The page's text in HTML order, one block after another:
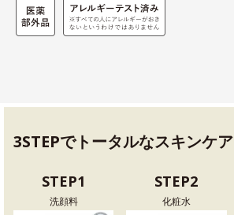
3STEPでトータルなスキンケア
STEP1
洗顔料
STEP2
化粧水